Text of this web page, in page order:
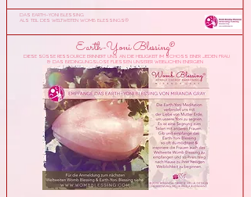
das Earth-Yoni BLessing
als Teil des WeltweiteN Womb Blessings®
Earth-Yoni Blessing®
diese süsse ressource erinnert uns an die Heiligkeit im Schoss einer jeden frau
& das bedingungslose fliessen unserer weiblichen Energien